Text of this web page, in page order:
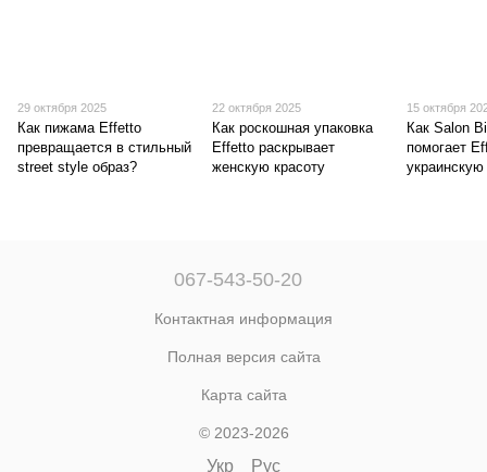
29 октября 2025
Как пижама Effetto
превращается в стильный
street style образ?
22 октября 2025
Как роскошная упаковка
Effetto раскрывает
женскую красоту
15 октября
Как Salon
помогает
067-543-50-20
Контактная информация
Полная версия сайта
Карта сайта
© 2023-2026
Укр Рус